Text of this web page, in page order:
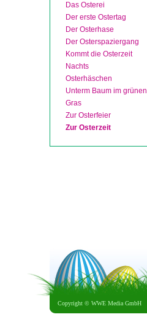
Das Osterei
Der erste Ostertag
Der Osterhase
Der Osterspaziergang
Kommt die Osterzeit
Nachts
Osterhäschen
Unterm Baum im grünen
Gras
Zur Osterfeier
Zur Osterzeit
Copyright © WWE Media GmbH